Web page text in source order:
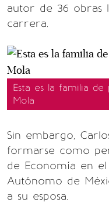
autor de 36 obras
carrera.
Esta es la familia
Mola
Sin embargo,
formarse como
de Economía en
Autónomo de
a su esposa.